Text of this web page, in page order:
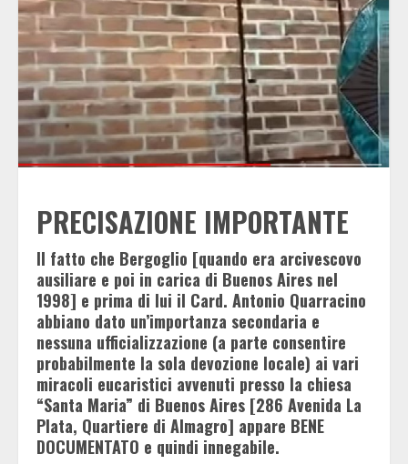
PRECISAZIONE IMPORTANTE
Il fatto che Bergoglio [quando era arcivescovo
ausiliare e poi in carica di Buenos Aires nel
1998] e prima di lui il Card. Antonio Quarracino
abbiano dato un’importanza secondaria e
nessuna ufficializzazione (a parte consentire
probabilmente la sola devozione locale) ai vari
miracoli eucaristici avvenuti presso la chiesa
“Santa Maria” di Buenos Aires [286 Avenida La
Plata, Quartiere di Almagro] appare BENE
DOCUMENTATO e quindi innegabile.